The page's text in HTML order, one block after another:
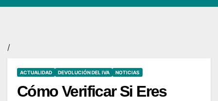
/
ACTUALIDAD DEVOLUCIÓN DEL IVA NOTICIAS
Cómo Verificar Si Eres